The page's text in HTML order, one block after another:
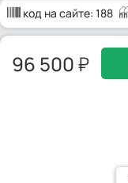
код на сайте: 188
96 500